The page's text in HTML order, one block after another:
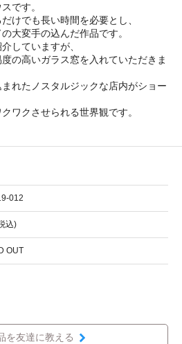
です。
けでも長い時間を必要とし、
大変手の込んだ作品です。
していますが、
の高いガラス窓を入れていただきま
れたノスタルジックな店内がショー
ワクさせられる世界観です。
012
込)
OUT
を友達に教える